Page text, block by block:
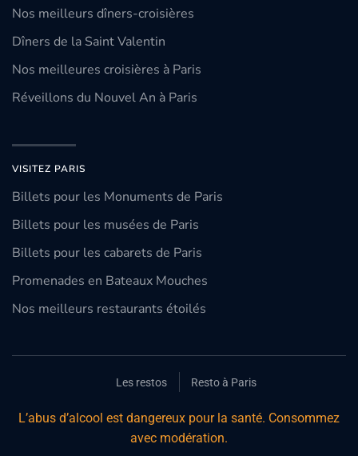
Nos meilleurs dîners-croisières
Dîners de la Saint Valentin
Nos meilleures croisières à Paris
Réveillons du Nouvel An à Paris
VISITEZ PARIS
Billets pour les Monuments de Paris
Billets pour les musées de Paris
Billets pour les cabarets de Paris
Promenades en Bateaux Mouches
Nos meilleurs restaurants étoilés
Les restos Resto à Paris
L’abus d’alcool est dangereux pour la santé. Consommez
avec modération.